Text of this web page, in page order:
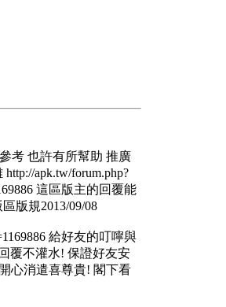
考 也許有所幫助 推廣
apk.tw/forum.php?
這區版主的回覆能
版規2013/09/08
給好友的叮嚀與
覆不灌水! 保證好友安
心消遣喜尊貴! 閣下看